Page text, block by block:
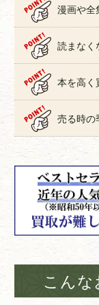
漫画や全
読まなく
本を高く
売る時の
こんな